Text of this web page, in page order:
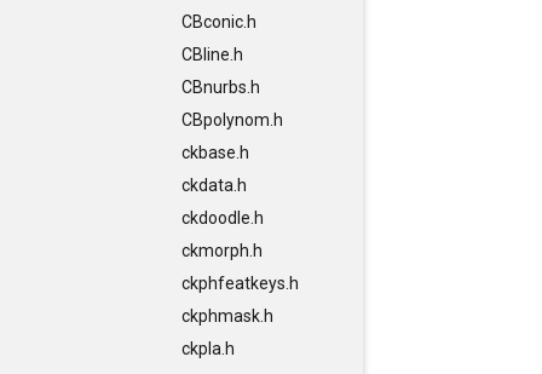
CBconic.h
CBline.h
CBnurbs.h
CBpolynom.h
ckbase.h
ckdata.h
ckdoodle.h
ckmorph.h
ckphfeatkeys.h
ckphmask.h
ckpla.h